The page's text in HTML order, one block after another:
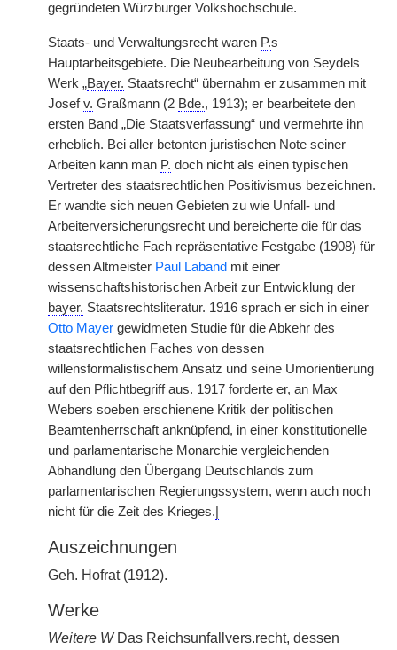
gegründeten Würzburger Volkshochschule.
Staats- und Verwaltungsrecht waren P.s
Hauptarbeitsgebiete. Die Neubearbeitung von Seydels
Werk „Bayer. Staatsrecht“ übernahm er zusammen mit
Josefv. Graßmann (2 Bde., 1913); er bearbeitete den
ersten Band „Die Staatsverfassung“ und vermehrte ihn
erheblich. Bei aller betonten juristischen Note seiner
Arbeiten kann man P. doch nicht als einen typischen
Vertreter des staatsrechtlichen Positivismus bezeichnen.
Er wandte sich neuen Gebieten zu wie Unfall- und
Arbeiterversicherungsrecht und bereicherte die für das
staatsrechtliche Fach repräsentative Festgabe (1908) für
dessen Altmeister Paul Laband mit einer
wissenschaftshistorischen Arbeit zur Entwicklung der
bayer. Staatsrechtsliteratur. 1916 sprach er sich in einer
Otto Mayer gewidmeten Studie für die Abkehr des
staatsrechtlichen Faches von dessen
willensformalistischem Ansatz und seine Umorientierung
auf den Pflichtbegriff aus. 1917 forderte er, an Max
Webers soeben erschienene Kritik der politischen
Beamtenherrschaft anknüpfend, in einer konstitutionelle
und parlamentarische Monarchie vergleichenden
Abhandlung den Übergang Deutschlands zum
parlamentarischen Regierungssystem, wenn auch noch
nicht für die Zeit des Krieges.
Auszeichnungen
Geh. Hofrat (1912).
Werke
Weitere WDas Reichsunfallvers.recht, dessen